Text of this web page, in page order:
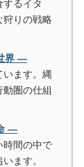
るイタ
狩りの戦略
界 ―
います。縄
圏の仕組
―
時間の中で
ます。